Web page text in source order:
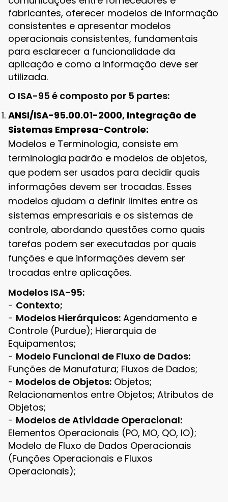
fabricantes, oferecer modelos de informação
consistentes e apresentar modelos
operacionais consistentes, fundamentais
para esclarecer a funcionalidade da
aplicação e como a informação deve ser
utilizada.
O ISA-95 é composto por 5 partes:
ANSI/ISA-95.00.01-2000, Integração de
Sistemas Empresa-Controle:
Modelos e Terminologia, consiste em
terminologia padrão e modelos de objetos,
que podem ser usados para decidir quais
informações devem ser trocadas. Esses
modelos ajudam a definir limites entre os
sistemas empresariais e os sistemas de
controle, abordando questões como quais
tarefas podem ser executadas por quais
funções e que informações devem ser
trocadas entre aplicações.
Modelos ISA-95:
- Contexto;
- Modelos Hierárquicos: Agendamento e
Controle (Purdue); Hierarquia de
Equipamentos;
- Modelo Funcional de Fluxo de Dados:
Funções de Manufatura; Fluxos de Dados;
- Modelos de Objetos: Objetos;
Relacionamentos entre Objetos; Atributos de
Objetos;
- Modelos de Atividade Operacional:
Elementos Operacionais (PO, MO, QO, IO);
Modelo de Fluxo de Dados Operacionais
(Funções Operacionais e Fluxos
Operacionais);